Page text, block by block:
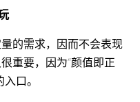
的需求，因而不会表现
重要，因为“颜值即正
口。